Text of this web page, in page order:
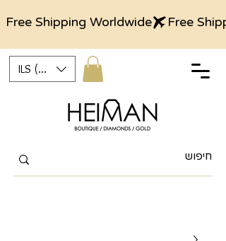
Free Shipping Worldwide
ILS (₪)